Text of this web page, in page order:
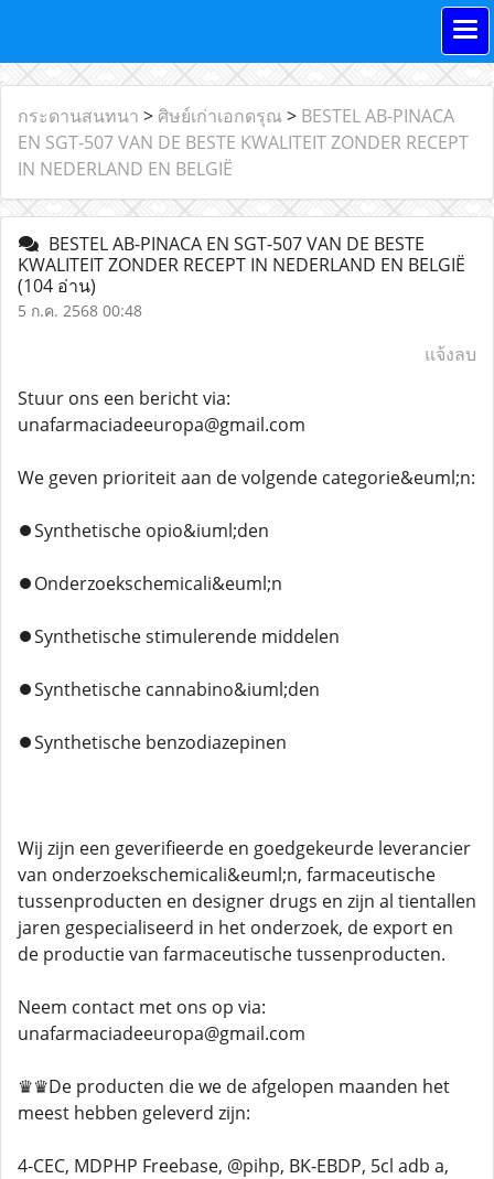
กระดานสนทนา > ศิษย์เก่าเอกดรุณ > BESTEL AB-PINACA
EN SGT-507 VAN DE BESTE KWALITEIT ZONDER RECEPT
IN NEDERLAND EN BELGIË
BESTEL AB-PINACA EN SGT-507 VAN DE BESTE
KWALITEIT ZONDER RECEPT IN NEDERLAND EN BELGIË
(104 อ่าน)
5 ก.ค. 2568 00:48
แจ้งลบ
Stuur ons een bericht via:
unafarmaciadeeuropa@gmail.com
We geven prioriteit aan de volgende categorie&euml;n:
⏺️Synthetische opio&iuml;den
⏺️Onderzoekschemicali&euml;n
⏺️Synthetische stimulerende middelen
⏺️Synthetische cannabino&iuml;den
⏺️Synthetische benzodiazepinen
Wij zijn een geverifieerde en goedgekeurde leverancier
van onderzoekschemicali&euml;n, farmaceutische
tussenproducten en designer drugs en zijn al tientallen
jaren gespecialiseerd in het onderzoek, de export en
de productie van farmaceutische tussenproducten.
Neem contact met ons op via:
unafarmaciadeeuropa@gmail.com
♛♛De producten die we de afgelopen maanden het
meest hebben geleverd zijn:
4-CEC, MDPHP Freebase, @pihp, BK-EBDP, 5cl adb a,